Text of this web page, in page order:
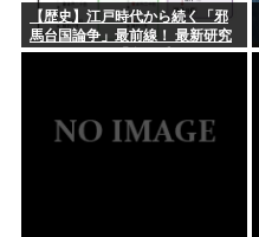
【歴史】江戸時代から続く「邪
馬台国論争」最前線！ 最新研究
で見えてきた「卑弥呼の国」の